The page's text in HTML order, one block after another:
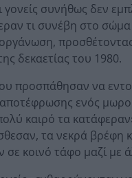
γονείς συνήθως δεν
τι συνέβη στο
δεκαετίας του 1980.
προσπάθησαν να
ενός
καιρό τα
τα νεκρά βρέφη
σε κοινό τάφο μαζί με